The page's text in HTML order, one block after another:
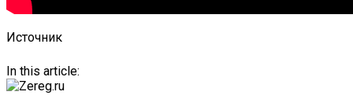
Источник
In this article: